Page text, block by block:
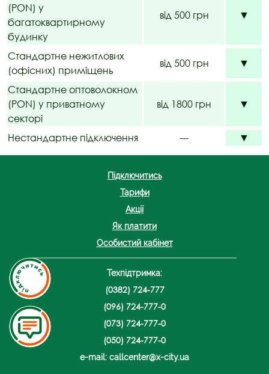
(PON) у
багатоквартирному
будинку
від 500 грн ▼
Стандартне нежитлових
(офісних) приміщень
від 500 грн ▼
Стандартне оптоволокном
(PON) у приватному
секторі
від 1800 грн ▼
Нестандартне підключення --- ▼
Підключитись
Тарифи
Акції
Як платити
Особистий кабінет
Техпідтримка:
(0382) 724-777
(096) 724-777-0
(073) 724-777-0
(050) 724-777-0
e-mail: callcenter@x-city.ua